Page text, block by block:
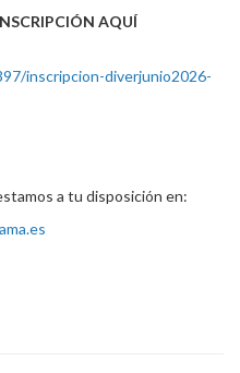
AQUÍ
inscripcion-diverjunio2026-
a tu disposición en: